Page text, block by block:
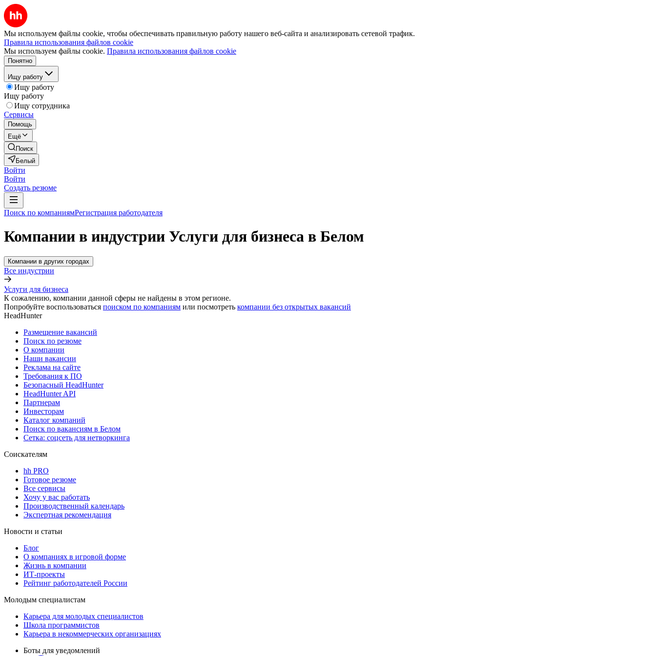
Мы используем файлы cookie, чтобы обеспечивать правильную работу нашего веб-сайта и анализировать сетевой трафик.
Правила использования файлов cookie
Мы используем файлы cookie. Правила использования файлов cookie
Понятно
Ищу работу
Ищу работу
Ищу работу
Ищу сотрудника
Сервисы
Помощь
Ещё
Поиск
Белый
Войти
Войти
Создать резюме
Поиск по компаниямРегистрация работодателя
Компании в индустрии Услуги для бизнеса в Белом
Компании в других городах
Все индустрии
Услуги для бизнеса
К сожалению, компании данной сферы не найдены в этом регионе.
Попробуйте воспользоваться поиском по компаниям или посмотреть компании без открытых вакансий
HeadHunter
Размещение вакансий
Поиск по резюме
О компании
Наши вакансии
Реклама на сайте
Требования к ПО
Безопасный HeadHunter
HeadHunter API
Партнерам
Инвесторам
Каталог компаний
Поиск по вакансиям в Белом
Сетка: соцсеть для нетворкинга
Соискателям
hh PRO
Готовое резюме
Все сервисы
Хочу у вас работать
Производственный календарь
Экспертная рекомендация
Новости и статьи
Блог
О компаниях в игровой форме
Жизнь в компании
ИТ-проекты
Рейтинг работодателей России
Молодым специалистам
Карьера для молодых специалистов
Школа программистов
Карьера в некоммерческих организациях
Боты для уведомлений